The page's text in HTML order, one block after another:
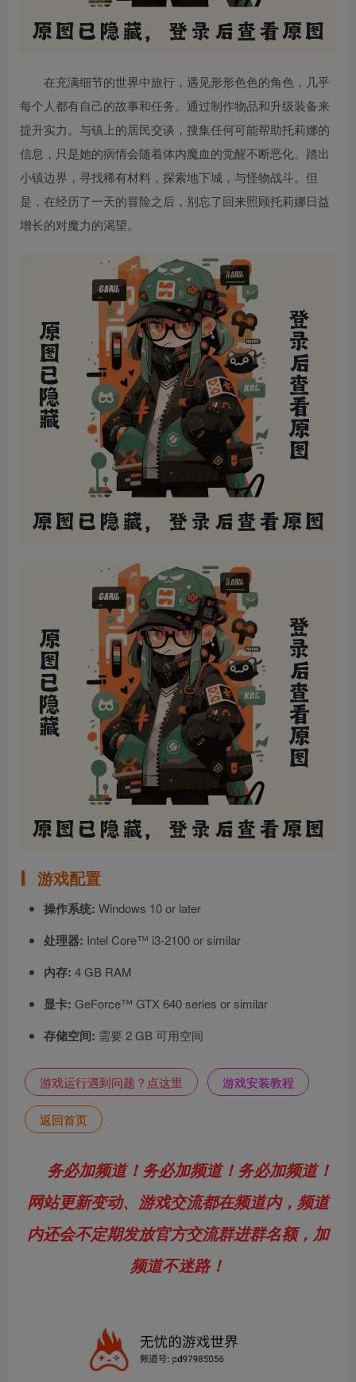
在充满细节的世界中旅行，遇见形形色色的角色，几乎
每个人都有自己的故事和任务。通过制作物品和升级装备来
提升实力。与镇上的居民交谈，搜集任何可能帮助托莉娜的
信息，只是她的病情会随着体内魔血的觉醒不断恶化。踏出
小镇边界，寻找稀有材料，探索地下城，与怪物战斗。但
是，在经历了一天的冒险之后，别忘了回来照顾托莉娜日益
增长的对魔力的渴望。
游戏配置
操作系统: Windows 10 or later
处理器: Intel Core™ i3-2100 or similar
内存: 4 GB RAM
显卡: GeForce™ GTX 640 series or similar
存储空间: 需要 2 GB 可用空间
游戏运行遇到问题？点这里 游戏安装教程
返回首页
务必加频道！务必加频道！务必加频道！
网站更新变动、游戏交流都在频道内，频道
内还会不定期发放官方交流群进群名额，加
频道不迷路！